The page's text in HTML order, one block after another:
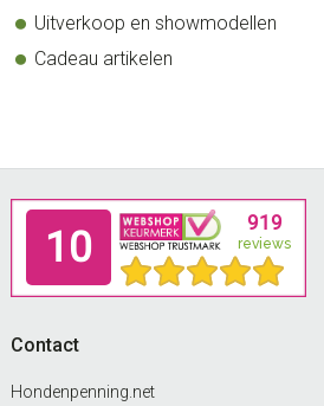
Uitverkoop en showmodellen
Cadeau artikelen
Footer
Contact
Hondenpenning.net